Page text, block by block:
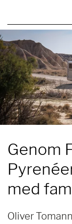
Genom
med
Oliver